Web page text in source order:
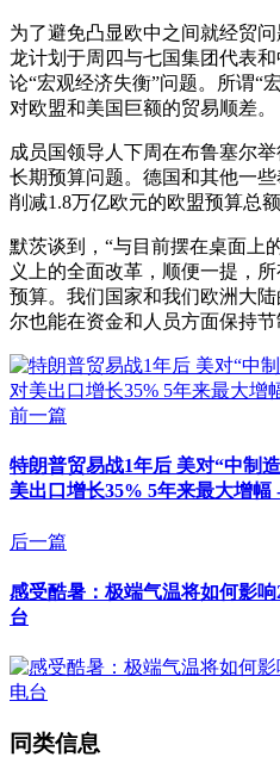
为了避免凸显欧中之间就经贸
龙计划于周四与七国集团代表
论“宏观经济失衡”问题。所谓“
对欧盟和美国巨额的贸易顺差。
成员国领导人下周在布鲁塞尔
长期预算问题。德国和其他一
削减1.8万亿欧元的欧盟预算总额
默茨谈到，“与目前摆在桌面上
义上的全面改革，顺便一提，
预算。我们国家和我们欧洲大
尔也能在资金和人员方面保持节
前一篇
特朗普贸易战1年后 美对“中制
美出口增长35% 5年来最大增幅
后一篇
感受酷暑：极端气温将如何影
台
同类信息